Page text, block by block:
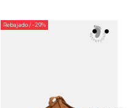
Rebajado/ -29%